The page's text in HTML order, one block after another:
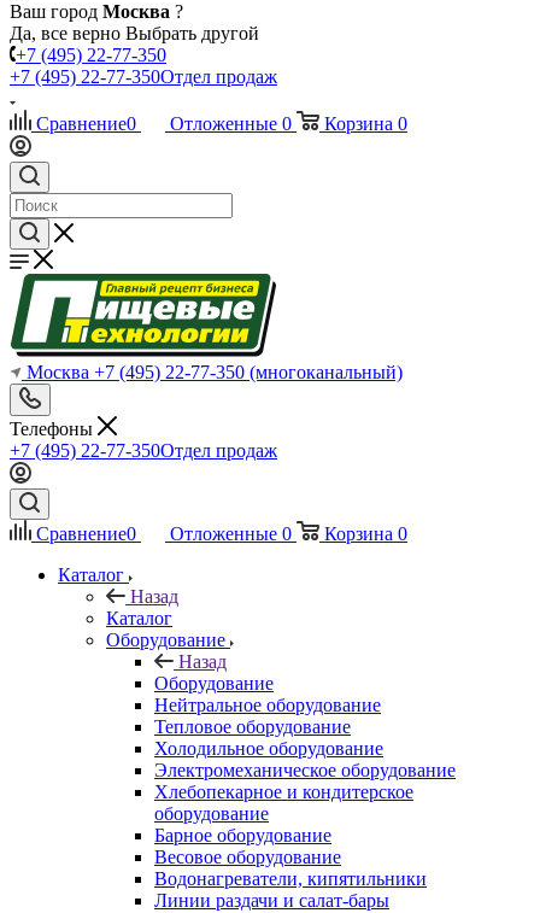
Ваш город Москва ?
Да, все верно Выбрать другой
+7 (495) 22-77-350
+7 (495) 22-77-350Отдел продаж
Сравнение0 Отложенные 0 Корзина 0
Москва +7 (495) 22-77-350 (многоканальный)
Телефоны
+7 (495) 22-77-350Отдел продаж
Сравнение0 Отложенные 0 Корзина 0
Каталог
Назад
Каталог
Оборудование
Назад
Оборудование
Нейтральное оборудование
Тепловое оборудование
Холодильное оборудование
Электромеханическое оборудование
Хлебопекарное и кондитерское
оборудование
Барное оборудование
Весовое оборудование
Водонагреватели, кипятильники
Линии раздачи и салат-бары